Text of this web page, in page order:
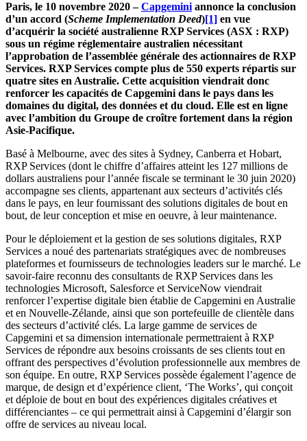
Paris, le 10 novembre 2020 –Capgemini annonce la conclusion
d’un accord (Scheme Implementation Deed)[1] en vue
d’acquérir la société australienne RXP Services (ASX : RXP)
sous un régime réglementaire australien nécessitant
l’approbation de l’assemblée générale des actionnaires de RXP
Services. RXP Services compte plus de 550 experts répartis sur
quatre sites en Australie. Cette acquisition viendrait donc
renforcer les capacités de Capgemini dans le pays dans les
domaines du digital, des données et du cloud. Elle est en ligne
avec l’ambition du Groupe de croître fortement dans la région
Asie-Pacifique.
Basé à Melbourne, avec des sites à Sydney, Canberra et Hobart,
RXP Services (dont le chiffre d’affaires atteint les 127 millions de
dollars australiens pour l’année fiscale se terminant le 30 juin 2020)
accompagne ses clients, appartenant aux secteurs d’activités clés
dans le pays, en leur fournissant des solutions digitales de bout en
bout, de leur conception et mise en oeuvre, à leur maintenance.
Pour le déploiement et la gestion de ses solutions digitales, RXP
Services a noué des partenariats stratégiques avec de nombreuses
plateformes et fournisseurs de technologies leaders sur le marché. Le
savoir-faire reconnu des consultants de RXP Services dans les
technologies Microsoft, Salesforce et ServiceNow viendrait
renforcer l’expertise digitale bien établie de Capgemini en Australie
et en Nouvelle-Zélande, ainsi que son portefeuille de clientèle dans
des secteurs d’activité clés. La large gamme de services de
Capgemini et sa dimension internationale permettraient à RXP
Services de répondre aux besoins croissants de ses clients tout en
offrant des perspectives d’évolution professionnelle aux membres de
son équipe. En outre, RXP Services possède également l’agence de
marque, de design et d’expérience client, ‘The Works’, qui conçoit
et déploie de bout en bout des expériences digitales créatives et
différenciantes – ce qui permettrait ainsi à Capgemini d’élargir son
offre de services au niveau local.